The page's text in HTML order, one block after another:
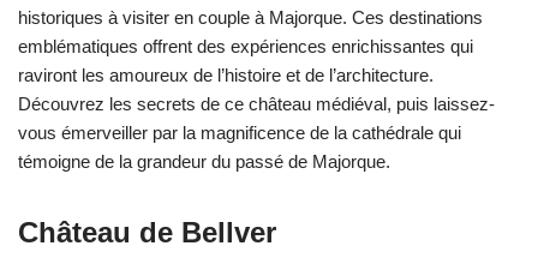
historiques à visiter en couple à Majorque. Ces destinations
emblématiques offrent des expériences enrichissantes qui
raviront les amoureux de l’histoire et de l’architecture.
Découvrez les secrets de ce château médiéval, puis laissez-
vous émerveiller par la magnificence de la cathédrale qui
témoigne de la grandeur du passé de Majorque.
Château de Bellver